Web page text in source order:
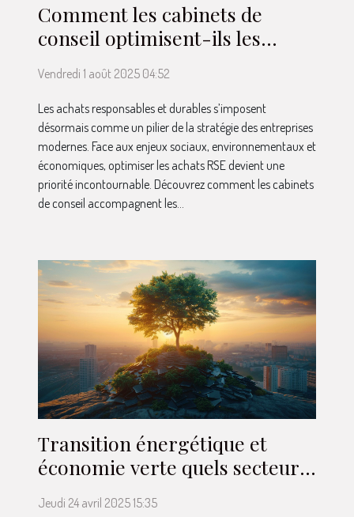
Comment les cabinets de
conseil optimisent-ils les
achats RSE ?
Vendredi 1 août 2025 04:52
Les achats responsables et durables s’imposent
désormais comme un pilier de la stratégie des entreprises
modernes. Face aux enjeux sociaux, environnementaux et
économiques, optimiser les achats RSE devient une
priorité incontournable. Découvrez comment les cabinets
de conseil accompagnent les...
Transition énergétique et
économie verte quels secteurs
seront les plus porteurs en
Jeudi 24 avril 2025 15:35